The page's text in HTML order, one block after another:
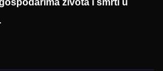
života i smrti u